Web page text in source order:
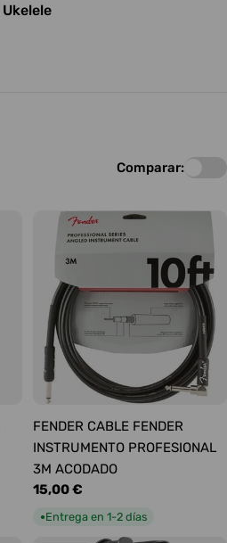
Ukelele
Comparar:
FENDER CABLE FENDER
INSTRUMENTO PROFESIONAL
3M ACODADO
Precio
habitual
15,00 €
●Entrega en 1-2 días